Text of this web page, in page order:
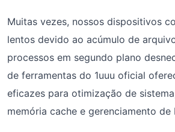
Muitas vezes, nossos dispositivos
lentos devido ao acúmulo de
processos em segundo plano
de ferramentas do 1uuu oficial
eficazes para otimização de
memória cache e gerenciamento de